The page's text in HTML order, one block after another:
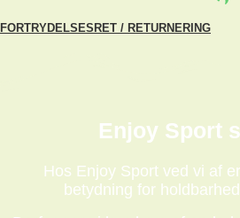
FORTRYDELSESRET / RETURNERING
Enjoy Sport
Hos Enjoy Sport ved vi af
betydning for